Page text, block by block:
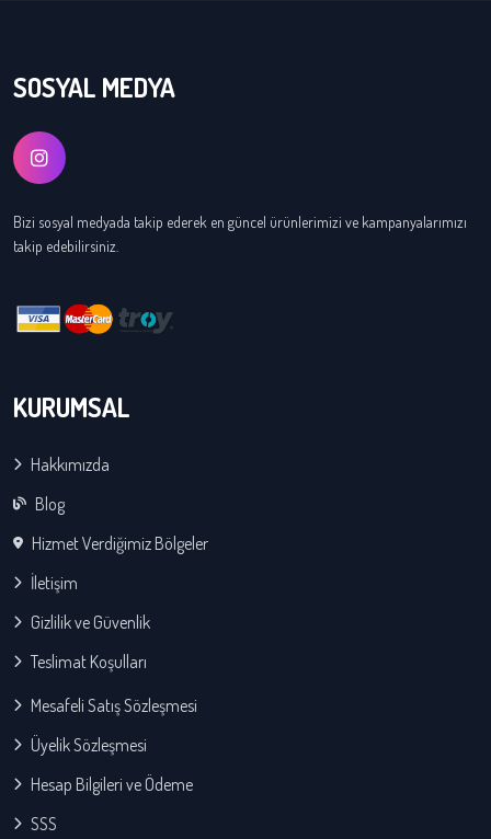
SOSYAL MEDYA
Bizi sosyal medyada takip ederek en güncel ürünlerimizi ve kampanyalarımızı
takip edebilirsiniz.
KURUMSAL
Hakkımızda
Blog
Hizmet Verdiğimiz Bölgeler
İletişim
Gizlilik ve Güvenlik
Teslimat Koşulları
Mesafeli Satış Sözleşmesi
Üyelik Sözleşmesi
Hesap Bilgileri ve Ödeme
SSS